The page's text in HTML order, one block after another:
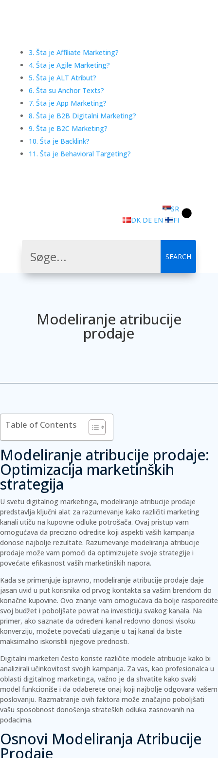
3. Šta je Affiliate Marketing?
4. Šta je Agile Marketing?
5. Šta je ALT Atribut?
6. Šta su Anchor Texts?
7. Šta je App Marketing?
8. Šta je B2B Digitalni Marketing?
9. Šta je B2C Marketing?
10. Šta je Backlink?
11. Šta je Behavioral Targeting?
SR
DK DE EN FI
Modeliranje atribucije
prodaje
Table of Contents
Modeliranje atribucije prodaje:
Optimizacija marketinških
strategija
U svetu digitalnog marketinga, modeliranje atribucije prodaje
predstavlja ključni alat za razumevanje kako različiti marketing
kanali utiču na kupovne odluke potrošača. Ovaj pristup vam
omogućava da precizno odredite koji aspekti vaših kampanja
donose najbolje rezultate. Razumevanje modeliranja atribucije
prodaje može vam pomoći da optimizujete svoje strategije i
povećate efikasnost vaših marketinških napora.
Kada se primenjuje ispravno, modeliranje atribucije prodaje daje
jasan uvid u put korisnika od prvog kontakta sa vašim brendom do
konačne kupovine. Ovo znanje vam omogućava da bolje rasporedite
svoj budžet i poboljšate povrat na investiciju svakog kanala. Na
primer, ako saznate da određeni kanal redovno donosi visoku
konverziju, možete povećati ulaganje u taj kanal da biste
maksimalno iskoristili njegove prednosti.
Digitalni marketeri često koriste različite modele atribucije kako bi
analizirali učinkovitost svojih kampanja. Za vas, kao profesionalca u
oblasti digitalnog marketinga, važno je da shvatite kako svaki
model funkcioniše i da odaberete onaj koji najbolje odgovara vašem
poslovanju. Razmatranje ovih faktora može značajno poboljšati
vašu sposobnost donošenja strateških odluka zasnovanih na
podacima.
Osnovi Modeliranja Atribucije
Prodaje